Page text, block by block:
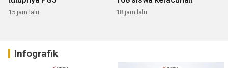
15 jam lalu 18 jam lalu
Infografik